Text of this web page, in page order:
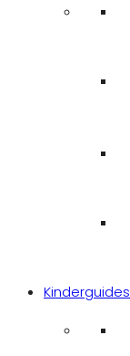
Kinderguides